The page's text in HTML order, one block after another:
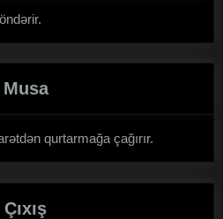
Musa
qurtarmağa çağırır.
Çıxış